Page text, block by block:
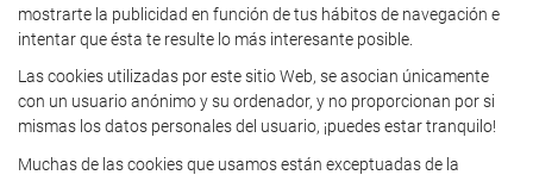
mostrarte la publicidad en función de tus hábitos de navegación e
intentar que ésta te resulte lo más interesante posible.
Las cookies utilizadas por este sitio Web, se asocian únicamente
con un usuario anónimo y su ordenador, y no proporcionan por si
mismas los datos personales del usuario, ¡puedes estar tranquilo!
Muchas de las cookies que usamos están exceptuadas de la